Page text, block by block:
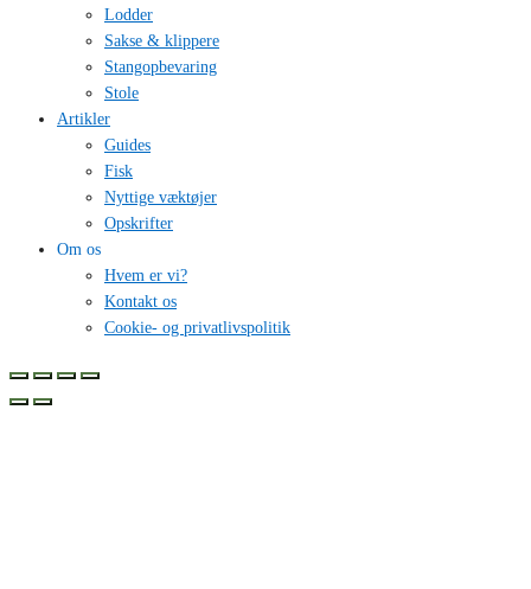
Lodder
Sakse & klippere
Stangopbevaring
Stole
Artikler
Guides
Fisk
Nyttige væktøjer
Opskrifter
Om os
Hvem er vi?
Kontakt os
Cookie- og privatlivspolitik